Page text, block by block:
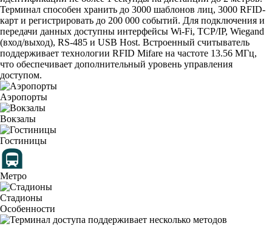
Терминал способен хранить до 3000 шаблонов лиц, 3000 RFID-
карт и регистрировать до 200 000 событий. Для подключения и
передачи данных доступны интерфейсы Wi-Fi, TCP/IP, Wiegand
(вход/выход), RS-485 и USB Host. Встроенный считыватель
поддерживает технологии RFID Mifare на частоте 13.56 МГц,
что обеспечивает дополнительный уровень управления
доступом.
Аэропорты
Вокзалы
Гостиницы
Метро
Стадионы
Особенности